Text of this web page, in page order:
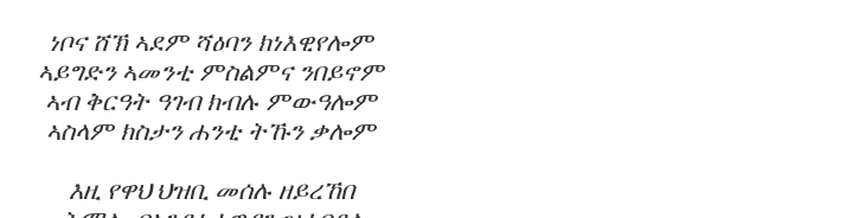
ነቦና ሸኽ ኣደም ሻዕባን ክነእዊየሎም
ኣይግድን ኣመንቲ ምስልምና ንበይኖም
ኣብ ቅርዓት ዓገብ ክብሉ ምውዓሎም
ኣስላም ክስታን ሐንቲ ትኹን ቃሎም
እዚ የዋህ ህዝቢ መሰሉ ዘይረኸበ